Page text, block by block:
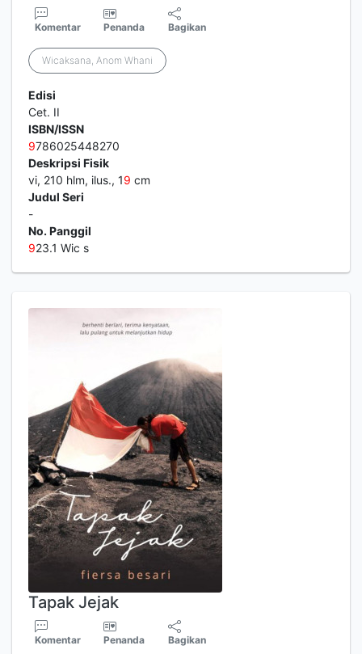
Komentar Penanda Bagikan
Wicaksana, Anom Whani
Edisi
Cet. II
ISBN/ISSN
9786025448270
Deskripsi Fisik
vi, 210 hlm, ilus., 19 cm
Judul Seri
-
No. Panggil
923.1 Wic s
Tapak Jejak
Komentar Penanda Bagikan